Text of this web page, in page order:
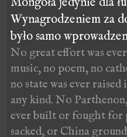
Wynagrodzeniem za
było samo
No great effort was
music, no poem, no
no state was ever
any kind. No
ever built or fought for
sacked, or China